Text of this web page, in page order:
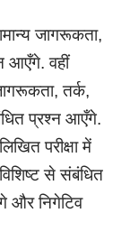
जागरूकता,
आएँगे. वहीं
तर्क,
प्रश्न आएँगे.
परीक्षा में
से संबंधित
और निगेटिव